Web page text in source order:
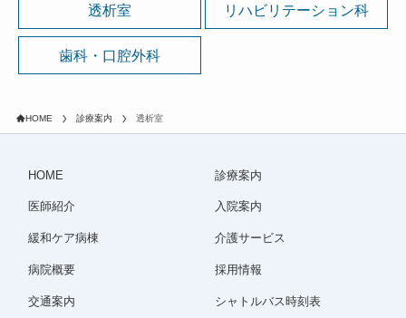
透析室 リハビリテーション科
歯科・口腔外科
HOME 診療案内 透析室
HOME 診療案内
医師紹介 入院案内
緩和ケア病棟 介護サービス
病院概要 採用情報
交通案内 シャトルバス時刻表